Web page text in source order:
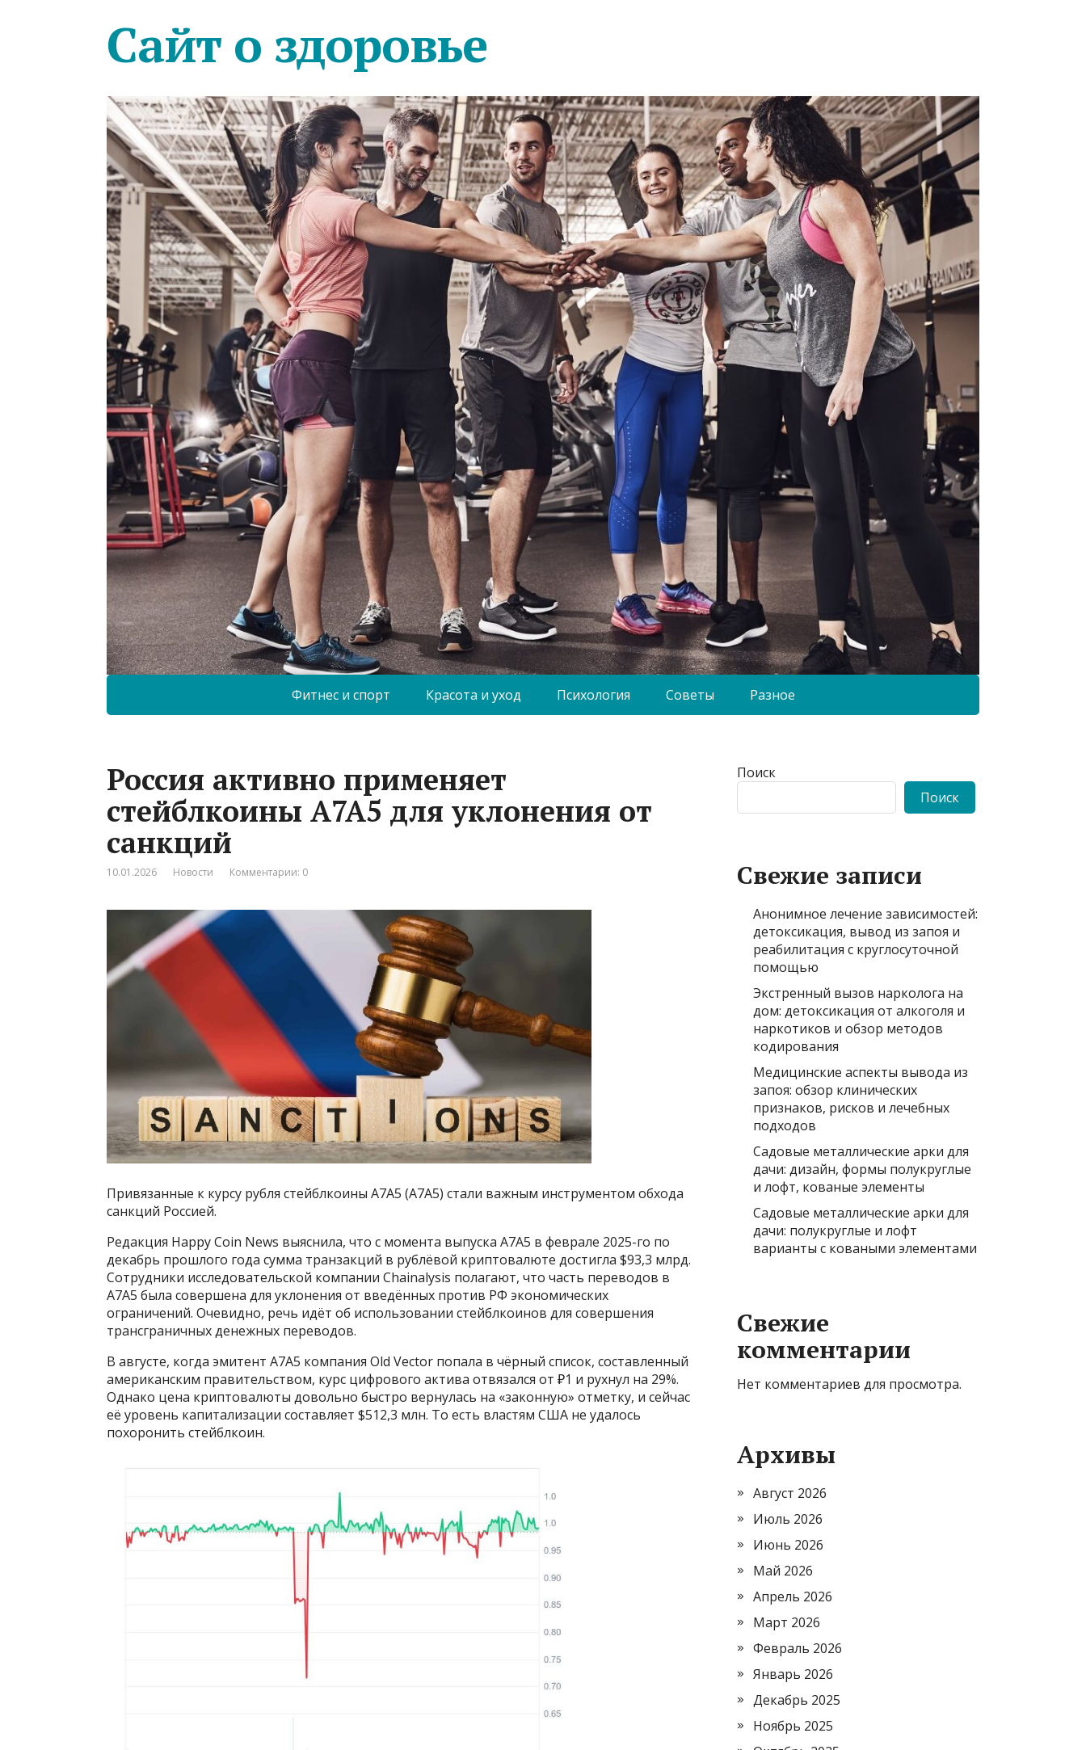
Сайт о здоровье
Фитнес и спорт Красота и уход Психология Советы Разное
Россия активно применяет
стейблкоины A7A5 для уклонения от
санкций
10.01.2026 Новости Комментарии: 0
Привязанные к курсу рубля стейблкоины A7A5 (A7A5) стали важным инструментом обхода
санкций Россией.
Редакция Happy Coin News выяснила, что с момента выпуска A7A5 в феврале 2025-го по
декабрь прошлого года сумма транзакций в рублёвой криптовалюте достигла $93,3 млрд.
Сотрудники исследовательской компании Chainalysis полагают, что часть переводов в
A7A5 была совершена для уклонения от введённых против РФ экономических
ограничений. Очевидно, речь идёт об использовании стейблкоинов для совершения
трансграничных денежных переводов.
В августе, когда эмитент A7A5 компания Old Vector попала в чёрный список, составленный
американским правительством, курс цифрового актива отвязался от ₽1 и рухнул на 29%.
Однако цена криптовалюты довольно быстро вернулась на «законную» отметку, и сейчас
её уровень капитализации составляет $512,3 млн. То есть властям США не удалось
похоронить стейблкоин.
Поиск
Поиск
Свежие записи
Анонимное лечение зависимостей:
детоксикация, вывод из запоя и
реабилитация с круглосуточной
помощью
Экстренный вызов нарколога на
дом: детоксикация от алкоголя и
наркотиков и обзор методов
кодирования
Медицинские аспекты вывода из
запоя: обзор клинических
признаков, рисков и лечебных
подходов
Садовые металлические арки для
дачи: дизайн, формы полукруглые
и лофт, кованые элементы
Садовые металлические арки для
дачи: полукруглые и лофт
варианты с коваными элементами
Свежие
комментарии
Нет комментариев для просмотра.
Архивы
Август 2026
Июль 2026
Июнь 2026
Май 2026
Апрель 2026
Март 2026
Февраль 2026
Январь 2026
Декабрь 2025
Ноябрь 2025